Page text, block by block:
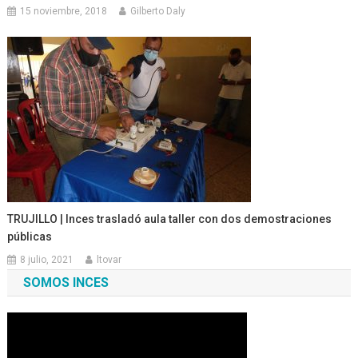
15 noviembre, 2018 Gilberto Daly
TRUJILLO | Inces trasladó aula taller con dos demostraciones
públicas
8 julio, 2021 ltovar
SOMOS INCES